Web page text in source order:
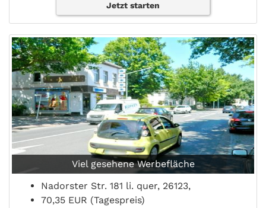
Jetzt starten
Viel gesehene Werbefläche
Nadorster Str. 181 li. quer, 26123,
70,35 EUR (Tagespreis)